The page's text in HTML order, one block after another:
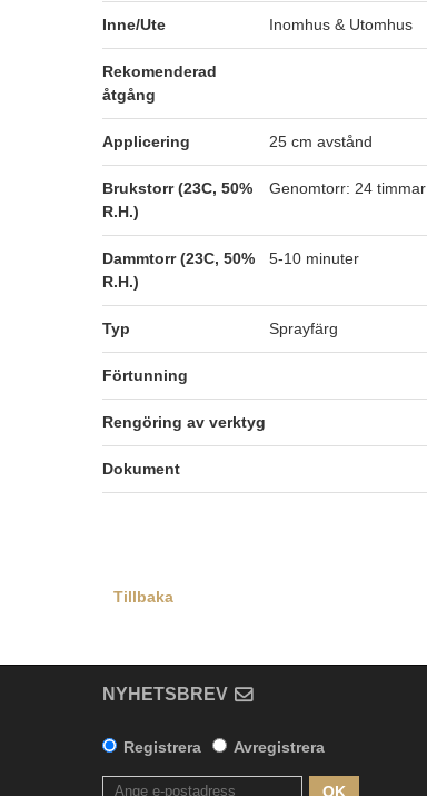
Inne/Ute Inomhus & Utomhus
Rekomenderad
åtgång
Applicering 25 cm avstånd
Brukstorr (23C, 50%
R.H.)
Genomtorr: 24 timmar
Dammtorr (23C, 50%
R.H.)
5-10 minuter
Typ Sprayfärg
Förtunning
Rengöring av verktyg
Dokument
Tillbaka
NYHETSBREV
Registrera Avregistrera
OK